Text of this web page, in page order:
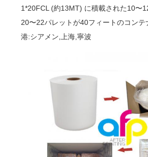
1*20FCL (約13MT) に積載された10〜
20〜22パレットが40フィートのコン
港:シアメン,上海,寧波